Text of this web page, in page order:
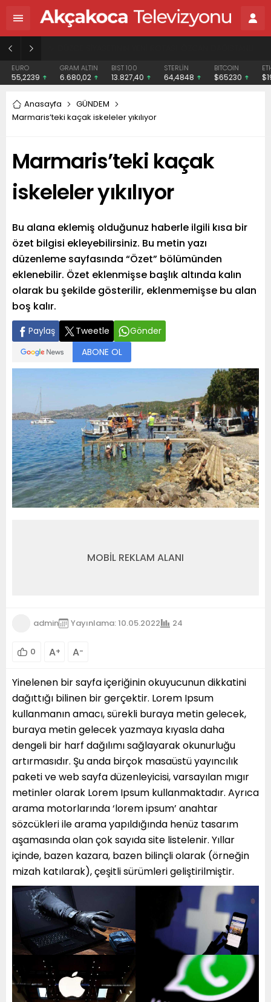
EURO
55,2239
GRAM ALTIN
6.680,02
BIST 100
13.827,40
STERLİN
64,4848
BITCOIN
$65230
Anasayfa
GÜNDEM
Marmaris’teki kaçak iskeleler yıkılıyor
Marmaris’teki kaçak
iskeleler yıkılıyor
Bu alana eklemiş olduğunuz haberle ilgili kısa bir
özet bilgisi ekleyebilirsiniz. Bu metin yazı
düzenleme sayfasında “Özet” bölümünden
eklenebilir. Özet eklenmişse başlık altında kalın
olarak bu şekilde gösterilir, eklenmemişse bu alan
boş kalır.
Paylaş Tweetle
Gönder
ABONE OL
MOBİL REKLAM ALANI
admin Yayınlama: 10.05.2022 24
0 A+ A-
Yinelenen bir sayfa içeriğinin okuyucunun dikkatini
dağıttığı bilinen bir gerçektir. Lorem Ipsum
kullanmanın amacı, sürekli buraya metin gelecek,
buraya metin gelecek yazmaya kıyasla daha
dengeli bir harf dağılımı sağlayarak okunurluğu
artırmasıdır. Şu anda birçok masaüstü yayıncılık
paketi ve web sayfa düzenleyicisi, varsayılan mıgır
metinler olarak Lorem Ipsum kullanmaktadır. Ayrıca
arama motorlarında ‘lorem ipsum’ anahtar
sözcükleri ile arama yapıldığında henüz tasarım
aşamasında olan çok sayıda site listelenir. Yıllar
içinde, bazen kazara, bazen bilinçli olarak (örneğin
mizah katılarak), çeşitli sürümleri geliştirilmiştir.